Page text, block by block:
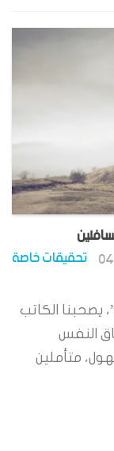
تحقيقات خاصة
يصحبنا الكاتب
النفس
متأملين